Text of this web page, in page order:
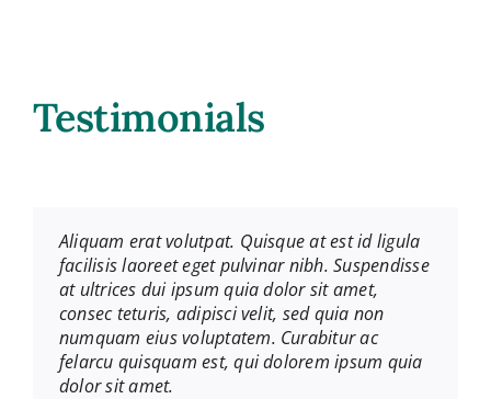
Testimonials
Neque porro quisquam est, qui dolorem ipsum
quia dolor sit amet, consec tetursir, adipisci
velit, sed quia non numquam eius voluptatem.
Ut enim ad minimas veniam, quis nostrum
exercitationem ullam corporis suscipit estas
laboriosam, nisi ut aliquid ex ea commodi
consequatur slores amet untras iumuis sdaip
Aliquam erat volutpat. Quisque at est id ligula
facilisis laoreet eget pulvinar nibh. Suspendisse
at ultrices dui ipsum quia dolor sit amet,
consec teturis, adipisci velit, sed quia non
numquam eius voluptatem. Curabitur ac
felarcu quisquam est, qui dolorem ipsum quia
dolor sit amet.